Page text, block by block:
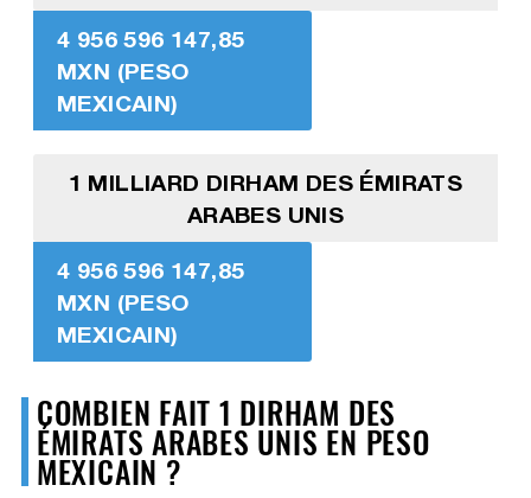
4 956 596 147,85
MXN (PESO
MEXICAIN)
1 MILLIARD DIRHAM DES ÉMIRATS
ARABES UNIS
4 956 596 147,85
MXN (PESO
MEXICAIN)
COMBIEN FAIT 1 DIRHAM DES
ÉMIRATS ARABES UNIS EN PESO
MEXICAIN ?